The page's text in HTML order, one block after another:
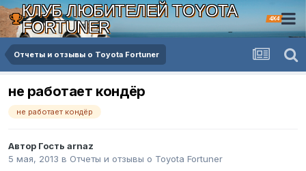
КЛУБ ЛЮБИТЕЛЕЙ TOYOTA
FORTUNER
4X4
Отчеты и отзывы о Toyota Fortuner
не работает кондёр
не работает кондёр
Автор Гость arnaz
5 мая, 2013 в Отчеты и отзывы о Toyota Fortuner